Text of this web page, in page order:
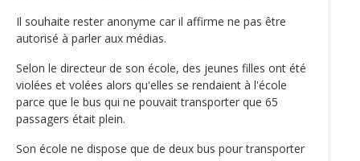
Il souhaite rester anonyme car il affirme ne pas être
autorisé à parler aux médias.
Selon le directeur de son école, des jeunes filles ont été
violées et volées alors qu'elles se rendaient à l'école
parce que le bus qui ne pouvait transporter que 65
passagers était plein.
Son école ne dispose que de deux bus pour transporter